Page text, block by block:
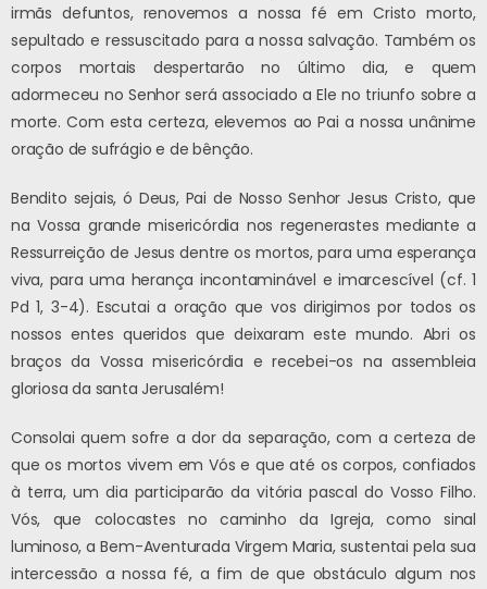
irmãs defuntos, renovemos a nossa fé em Cristo morto,
sepultado e ressuscitado para a nossa salvação. Também os
corpos mortais despertarão no último dia, e quem
adormeceu no Senhor será associado a Ele no triunfo sobre a
morte. Com esta certeza, elevemos ao Pai a nossa unânime
oração de sufrágio e de bênção.
Bendito sejais, ó Deus, Pai de Nosso Senhor Jesus Cristo, que
na Vossa grande misericórdia nos regenerastes mediante a
Ressurreição de Jesus dentre os mortos, para uma esperança
viva, para uma herança incontaminável e imarcescível (cf. 1
Pd 1, 3-4). Escutai a oração que vos dirigimos por todos os
nossos entes queridos que deixaram este mundo. Abri os
braços da Vossa misericórdia e recebei-os na assembleia
gloriosa da santa Jerusalém!
Consolai quem sofre a dor da separação, com a certeza de
que os mortos vivem em Vós e que até os corpos, confiados
à terra, um dia participarão da vitória pascal do Vosso Filho.
Vós, que colocastes no caminho da Igreja, como sinal
luminoso, a Bem-Aventurada Virgem Maria, sustentai pela sua
intercessão a nossa fé, a fim de que obstáculo algum nos